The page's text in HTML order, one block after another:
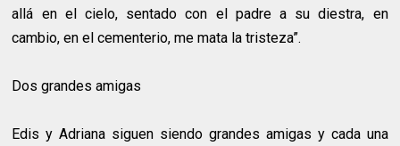
allá en el cielo, sentado con el padre a su diestra, en
cambio, en el cementerio, me mata la tristeza”.
Dos grandes amigas
Edis y Adriana siguen siendo grandes amigas y cada una